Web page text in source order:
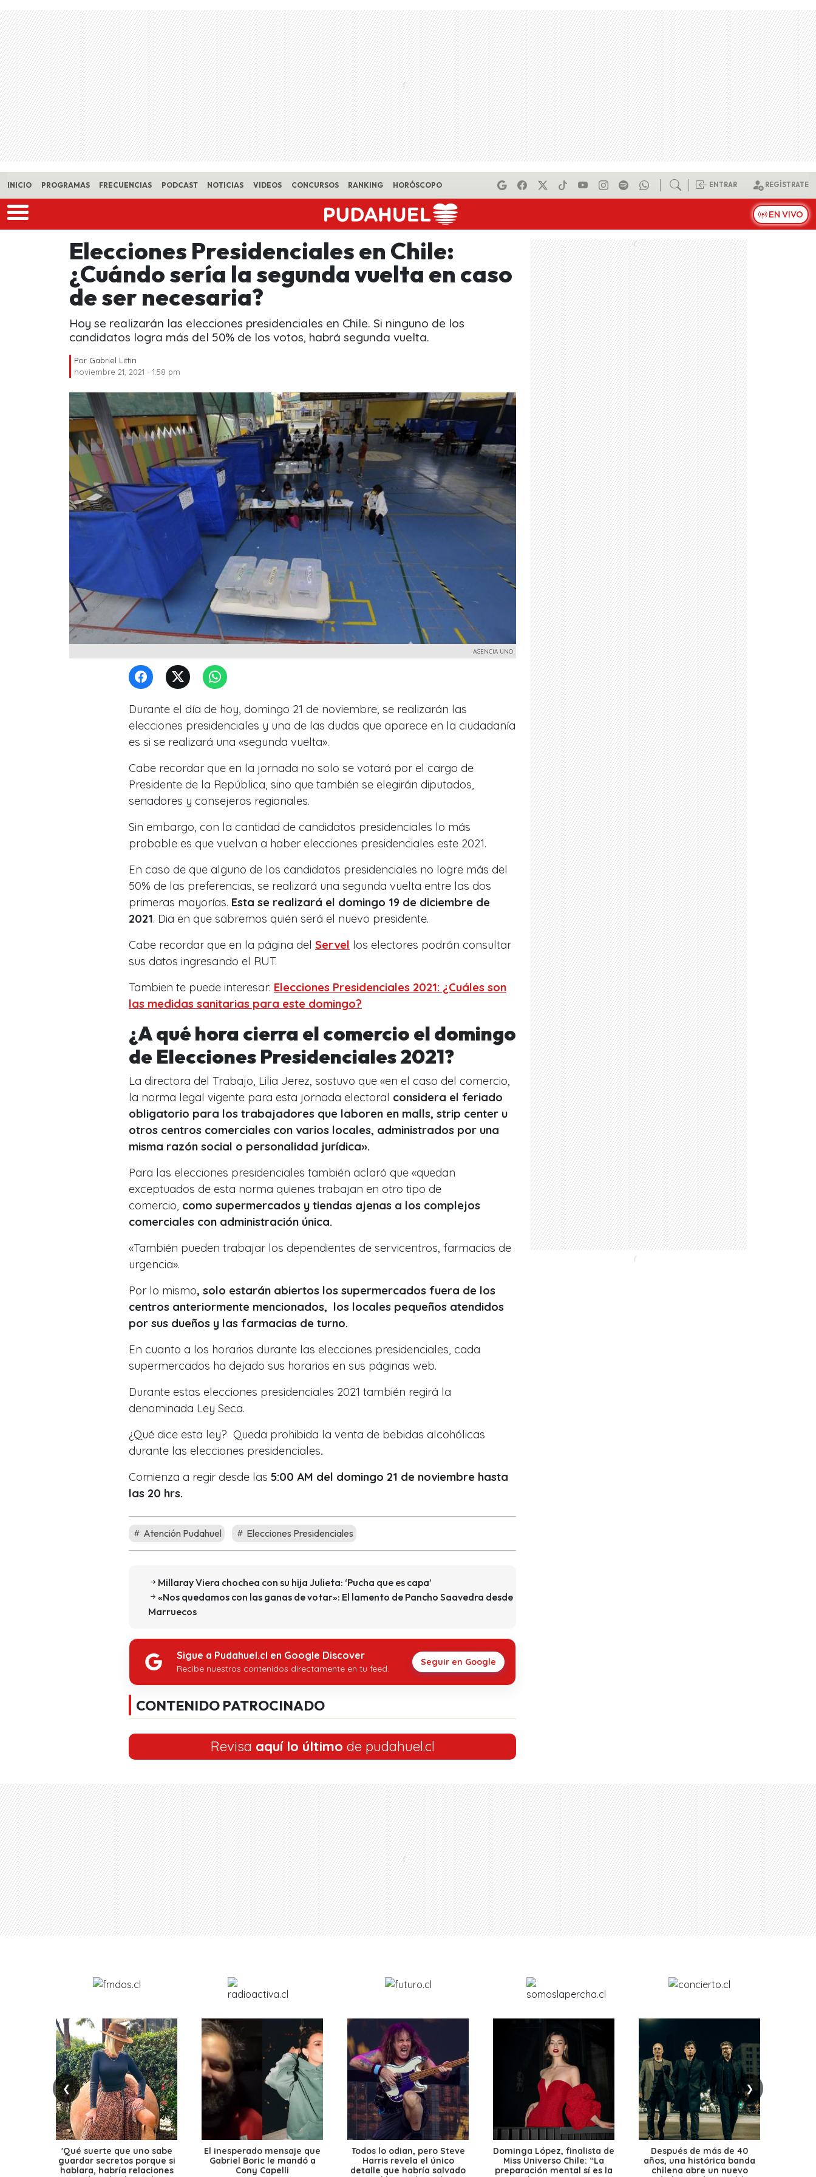
Skip to main content
INICIO PROGRAMAS FRECUENCIAS PODCAST NOTICIAS VIDEOS CONCURSOS RANKING HORÓSCOPO ENTRAR REGÍSTRATE
EN VIVO
Elecciones Presidenciales en Chile:
¿Cuándo sería la segunda vuelta en caso
de ser necesaria?
Hoy se realizarán las elecciones presidenciales en Chile. Si ninguno de los
candidatos logra más del 50% de los votos, habrá segunda vuelta.
Por Gabriel Littin
noviembre 21, 2021 - 1:58 pm
AGENCIA UNO
Durante el día de hoy, domingo 21 de noviembre, se realizarán las
elecciones presidenciales y una de las dudas que aparece en la ciudadanía
es si se realizará una «segunda vuelta».
Cabe recordar que en la jornada no solo se votará por el cargo de
Presidente de la República, sino que también se elegirán diputados,
senadores y consejeros regionales.
Sin embargo, con la cantidad de candidatos presidenciales lo más
probable es que vuelvan a haber elecciones presidenciales este 2021.
En caso de que alguno de los candidatos presidenciales no logre más del
50% de las preferencias, se realizará una segunda vuelta entre las dos
primeras mayorías. Esta se realizará el domingo 19 de diciembre de
2021. Dia en que sabremos quién será el nuevo presidente.
Cabe recordar que en la página del Servel los electores podrán consultar
sus datos ingresando el RUT.
Tambien te puede interesar: Elecciones Presidenciales 2021: ¿Cuáles son
las medidas sanitarias para este domingo?
¿A qué hora cierra el comercio el domingo
de Elecciones Presidenciales 2021?
La directora del Trabajo, Lilia Jerez, sostuvo que «en el caso del comercio,
la norma legal vigente para esta jornada electoral considera el feriado
obligatorio para los trabajadores que laboren en malls, strip center u
otros centros comerciales con varios locales, administrados por una
misma razón social o personalidad jurídica».
Para las elecciones presidenciales también aclaró que «quedan
exceptuados de esta norma quienes trabajan en otro tipo de
comercio, como supermercados y tiendas ajenas a los complejos
comerciales con administración única.
«También pueden trabajar los dependientes de servicentros, farmacias de
urgencia».
Por lo mismo, solo estarán abiertos los supermercados fuera de los
centros anteriormente mencionados, los locales pequeños atendidos
por sus dueños y las farmacias de turno.
En cuanto a los horarios durante las elecciones presidenciales, cada
supermercados ha dejado sus horarios en sus páginas web.
Durante estas elecciones presidenciales 2021 también regirá la
denominada Ley Seca.
¿Qué dice esta ley? Queda prohibida la venta de bebidas alcohólicas
durante las elecciones presidenciales.
Comienza a regir desde las 5:00 AM del domingo 21 de noviembre hasta
las 20 hrs.
Atención Pudahuel Elecciones Presidenciales
Millaray Viera chochea con su hija Julieta: ‘Pucha que es capa’
«Nos quedamos con las ganas de votar»: El lamento de Pancho Saavedra desde
Marruecos
Sigue a Pudahuel.cl en Google Discover
Recibe nuestros contenidos directamente en tu feed.
Seguir en Google
CONTENIDO PATROCINADO
Revisa aquí lo último de pudahuel.cl
❮ ❯
'Qué suerte que uno sabe
guardar secretos porque si
hablara, habría relaciones
El inesperado mensaje que
Gabriel Boric le mandó a
Cony Capelli
Todos lo odian, pero Steve
Harris revela el único
detalle que habría salvado
Dominga López, finalista de
Miss Universo Chile: “La
preparación mental sí es la
Después de más de 40
años, una histórica banda
chilena abre un nuevo